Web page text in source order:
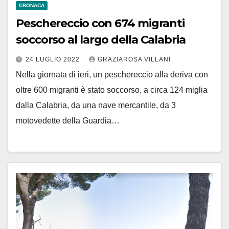
CRONACA
Peschereccio con 674 migranti
soccorso al largo della Calabria
24 LUGLIO 2022 GRAZIAROSA VILLANI
Nella giornata di ieri, un peschereccio alla deriva con
oltre 600 migranti è stato soccorso, a circa 124 miglia
dalla Calabria, da una nave mercantile, da 3
motovedette della Guardia…